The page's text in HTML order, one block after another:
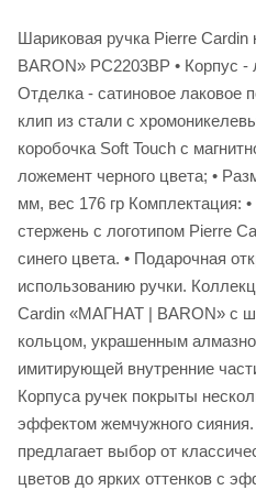
Шариковая ручка Pierre
BARON» PC2203BP • Корпус -
Отделка - сатиновое лаковое
клип из стали с
коробочка Soft Touch с
ложемент черного цвета; •
мм, вес 176 гр Комплектация:
стержень с логотипом Pierre
синего цвета. • Подарочная
использованию ручки.
Cardin «МАГНАТ | BARON» с
кольцом, украшенным
имитирующей внутренние
Корпуса ручек покрыты
эффектом жемчужного
предлагает выбор от
цветов до ярких оттенков с